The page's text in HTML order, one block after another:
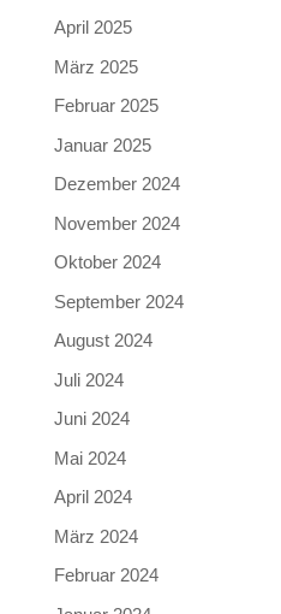
April 2025
März 2025
Februar 2025
Januar 2025
Dezember 2024
November 2024
Oktober 2024
September 2024
August 2024
Juli 2024
Juni 2024
Mai 2024
April 2024
März 2024
Februar 2024